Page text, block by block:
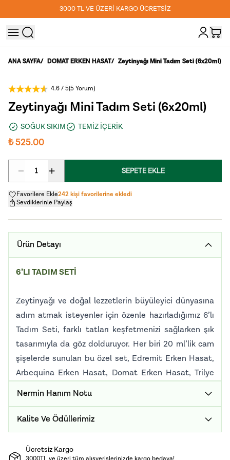
3000 TL VE ÜZERİ KARGO ÜCRETSİZ
ANA SAYFA/ DOMAT ERKEN HASAT/ Zeytinyağı Mini Tadım Seti (6x20ml)
4.6 / 5(5 Yorum)
Zeytinyağı Mini Tadım Seti (6x20ml)
SOĞUK SIKIM TEMİZ İÇERİK
₺ 525.00
1 SEPETE EKLE
Favorilere Ekle242 kişi favorilerine ekledi
Sevdiklerinle Paylaş
Ürün Detayı
6’LI TADIM SETİ
Zeytinyağı ve doğal lezzetlerin büyüleyici dünyasına
adım atmak isteyenler için özenle hazırladığımız 6’lı
Tadım Seti, farklı tatları keşfetmenizi sağlarken şık
tasarımıyla da göz dolduruyor. Her biri 20 ml’lik cam
şişelerde sunulan bu özel set, Edremit Erken Hasat,
Arbequina Erken Hasat, Domat Erken Hasat, Trilye
Erken Hasat, Acı Biber Çeşnili Zeytinyağı ve Nar
hem kendi damak zevkinize en uygun yağı bulmak
için tadımlık olarak alabilir, beğendiğiniz yağlardan
daha büyük boyutlarda sipariş verebilirsiniz; hem de
Nermin Hanım Notu
Kalite Ve Ödüllerimiz
Ücretsiz Kargo